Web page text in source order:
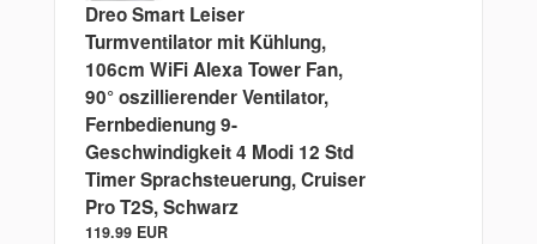
Dreo Smart Leiser
Turmventilator mit Kühlung,
106cm WiFi Alexa Tower Fan,
90° oszillierender Ventilator,
Fernbedienung 9-
Geschwindigkeit 4 Modi 12 Std
Timer Sprachsteuerung, Cruiser
Pro T2S, Schwarz
119.99 EUR